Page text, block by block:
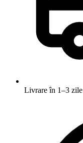
Livrare în 1–3 zile